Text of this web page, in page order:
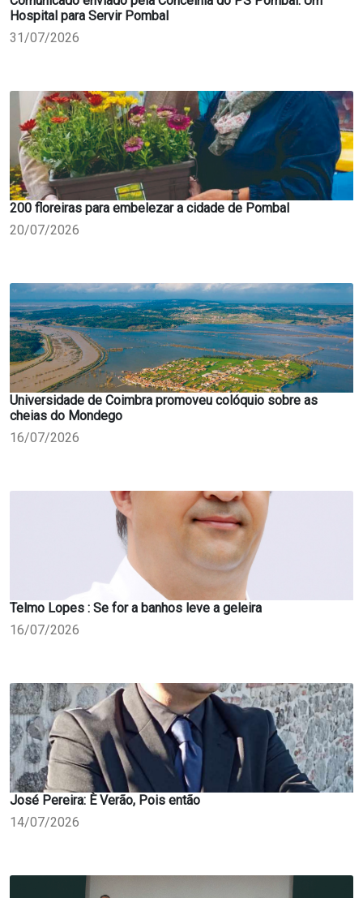
Hospital para Servir Pombal
31/07/2026
200 floreiras para embelezar a cidade de Pombal
20/07/2026
Universidade de Coimbra promoveu colóquio sobre as
cheias do Mondego
16/07/2026
Telmo Lopes : Se for a banhos leve a geleira
16/07/2026
José Pereira: È Verão, Pois então
14/07/2026